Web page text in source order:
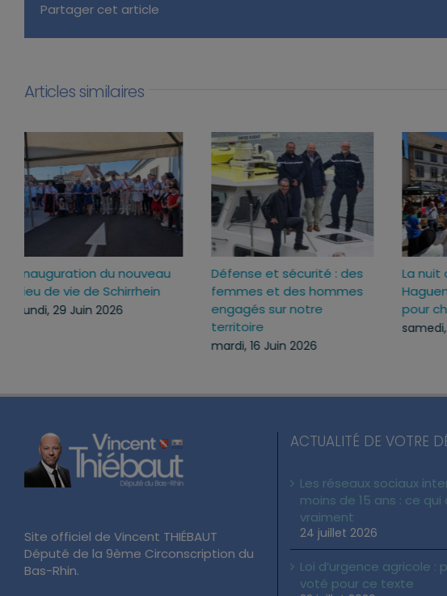
Partager cet article
Articles similaires
nouveau
Défense et sécurité : des
femmes et des hommes
engagés sur notre
La nuit du handicap à
Haguenau : une soirée
pour changer les regards
samedi, 13 Juin 2026
Site officiel de Vincent THIÉBAUT
Député de la 9ème Circonscription du
Bas-Rhin.
ACTUALITÉ DE VOTRE
Les réseaux sociaux
moins de 15 ans : ce qui
vraiment
24 juillet 2026
Loi d’urgence agricole :
voté pour ce texte